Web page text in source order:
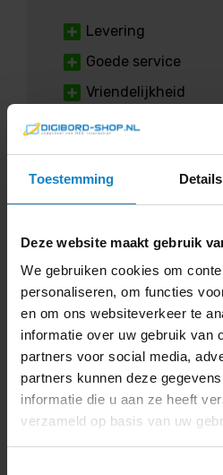
Toestemming Details
Deze website maakt gebruik
We gebruiken cookies om
personaliseren, om functies
en om ons websiteverkeer te
informatie over uw gebruik van
partners voor social media,
partners kunnen deze
informatie die u aan ze heeft
verzameld op basis van uw
Levering
Goede service
Vriendelijkheid
“Vanaf ons eerste,
bezoek aan de
de afspraken over de
vriendelijkheid van alle
Namens Stichting
Amsterdam veel dank
Daan Sparks
5